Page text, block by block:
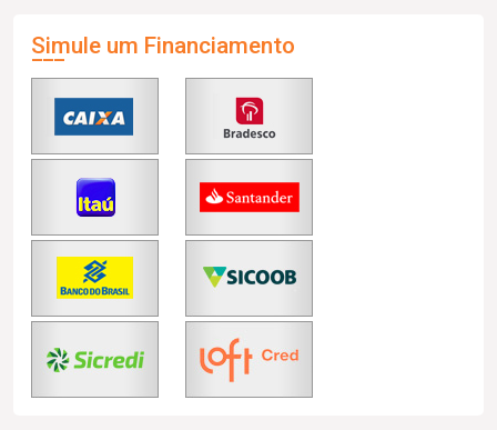
Simule um Financiamento